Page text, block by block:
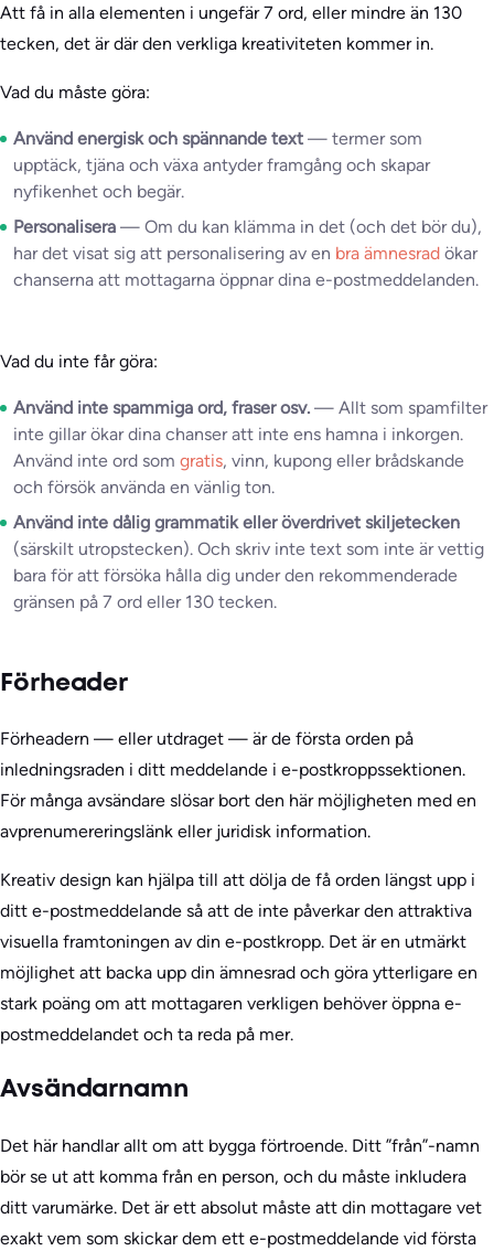
Att få in alla elementen i ungefär 7 ord, eller mindre än 130
tecken, det är där den verkliga kreativiteten kommer in.
Vad du måste göra:
Använd energisk och spännande text — termer som
upptäck, tjäna och växa antyder framgång och skapar
nyfikenhet och begär.
Personalisera — Om du kan klämma in det (och det bör du),
har det visat sig att personalisering av en bra ämnesrad ökar
chanserna att mottagarna öppnar dina e-postmeddelanden.
Vad du inte får göra:
Använd inte spammiga ord, fraser osv. — Allt som spamfilter
inte gillar ökar dina chanser att inte ens hamna i inkorgen.
Använd inte ord som gratis, vinn, kupong eller brådskande
och försök använda en vänlig ton.
Använd inte dålig grammatik eller överdrivet skiljetecken
(särskilt utropstecken). Och skriv inte text som inte är vettig
bara för att försöka hålla dig under den rekommenderade
gränsen på 7 ord eller 130 tecken.
Förheader
Förheadern — eller utdraget — är de första orden på
inledningsraden i ditt meddelande i e-postkroppssektionen.
För många avsändare slösar bort den här möjligheten med en
avprenumereringslänk eller juridisk information.
Kreativ design kan hjälpa till att dölja de få orden längst upp i
ditt e-postmeddelande så att de inte påverkar den attraktiva
visuella framtoningen av din e-postkropp. Det är en utmärkt
möjlighet att backa upp din ämnesrad och göra ytterligare en
stark poäng om att mottagaren verkligen behöver öppna e-
postmeddelandet och ta reda på mer.
Avsändarnamn
Det här handlar allt om att bygga förtroende. Ditt ”från”-namn
bör se ut att komma från en person, och du måste inkludera
ditt varumärke. Det är ett absolut måste att din mottagare vet
exakt vem som skickar dem ett e-postmeddelande vid första